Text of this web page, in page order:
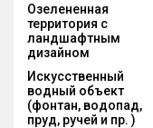
Озелененная
территория с
ландшафтным
дизайном
Искусственный
водный объект
(фонтан, водопад,
пруд, ручей и пр. )